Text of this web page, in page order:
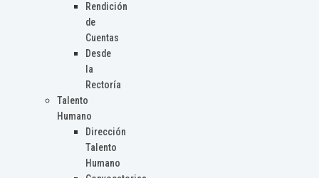
Rendición
de
Cuentas
Desde
la
Rectoría
Talento
Humano
Dirección
Talento
Humano